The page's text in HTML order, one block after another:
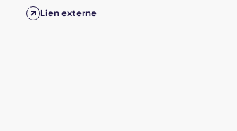
Lien externe